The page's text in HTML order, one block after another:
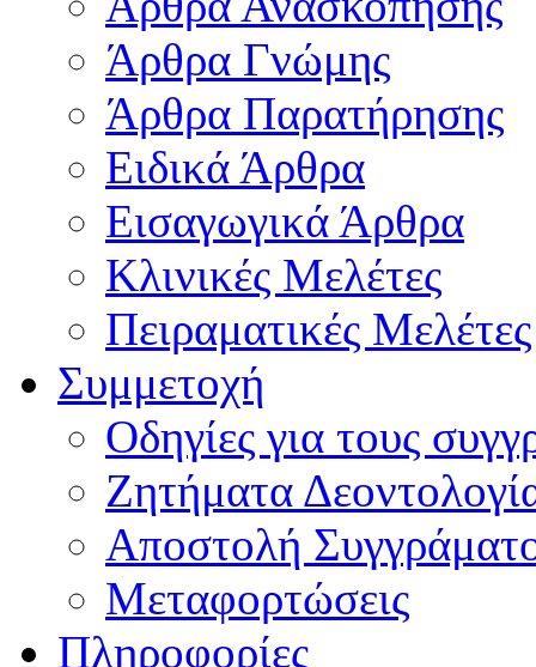
Άρθρα Γνώμης
Άρθρα Παρατήρησης
Ειδικά Άρθρα
Εισαγωγικά Άρθρα
Κλινικές Μελέτες
Πειραματικές Μελέτες
Συμμετοχή
Οδηγίες για τους
Ζητήματα
Αποστολή
Μεταφορτώσεις
Πληροφορίες